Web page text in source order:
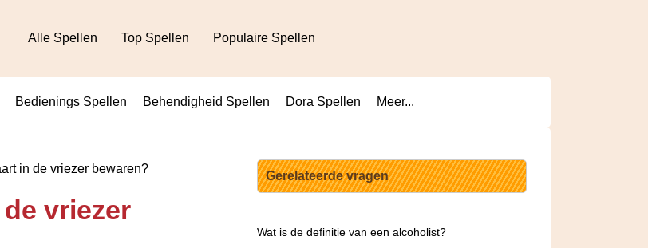
Alle Spellen Top Spellen Populaire Spellen
Bedienings Spellen Behendigheid Spellen Dora Spellen Meer...
in de vriezer bewaren?
vriezer
Gerelateerde vragen
Wat is de definitie van een alcoholist?